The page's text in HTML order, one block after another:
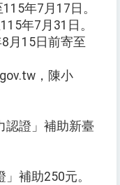
年7月17日。
年7月31日。
月15日前寄至
，陳小
認證」補助新臺
補助250元。